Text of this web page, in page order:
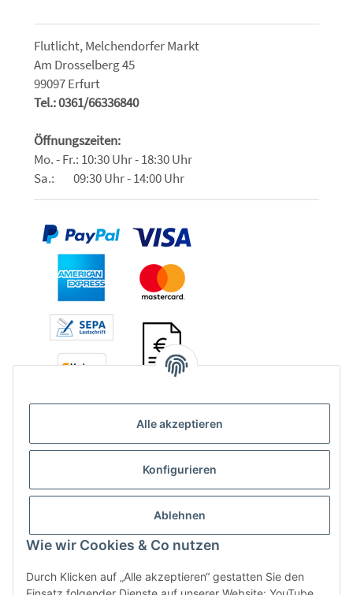
Alle akzeptieren
Konfigurieren
Ablehnen
Wie wir Cookies & Co nutzen
Durch Klicken auf „Alle akzeptieren“ gestatten Sie den
Flutlicht, Melchendorfer Markt
Am Drosselberg 45
99097 Erfurt
Tel.: 0361/66336840
Öffnungszeiten:
Mo. - Fr.: 10:30 Uhr - 18:30 Uhr
Sa.: 09:30 Uhr - 14:00 Uhr
Vertrag widerrufen